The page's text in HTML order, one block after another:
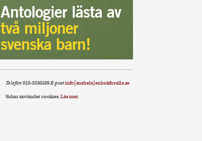
Antologier lästa av
två miljoner
svenska barn!
Telefon010-3330589E-postinfo[snabela]enbokforalla.se
Sidan använder cookies.Läs mer.